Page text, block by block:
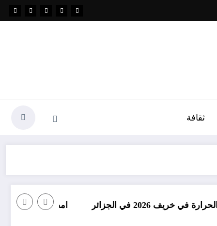
ثقافة
امطار بكميات كبيرة جدا